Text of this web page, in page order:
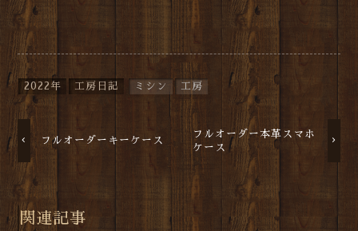
2022年 工房日記 ミシン 工房
フルオーダーキーケース
フルオーダー本革スマホ
ケース
関連記事